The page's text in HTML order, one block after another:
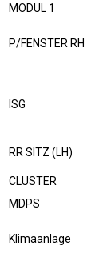
MODUL 1
P/FENSTER RH
ISG
RR SITZ (LH)
CLUSTER
MDPS
Klimaanlage